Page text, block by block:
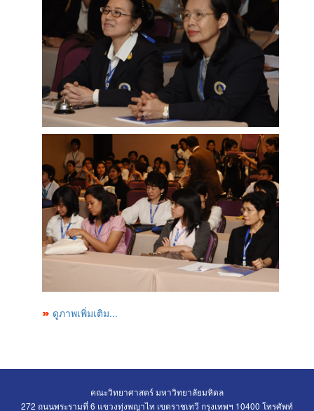
ดูภาพเพิ่มเติม...
คณะวิทยาศาสตร์ มหาวิทยาลัยมหิดล
272 ถนนพระรามที่ 6 แขวงทุ่งพญาไท เขตราชเทวี กรุงเทพฯ 10400 โทรศัพท์